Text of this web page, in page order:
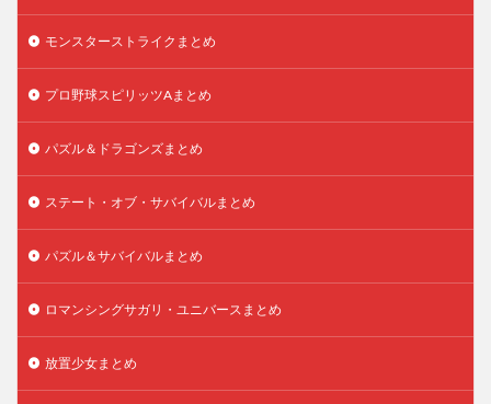
モンスターストライクまとめ
プロ野球スピリッツAまとめ
パズル＆ドラゴンズまとめ
ステート・オブ・サバイバルまとめ
パズル＆サバイバルまとめ
ロマンシングサガリ・ユニバースまとめ
放置少女まとめ